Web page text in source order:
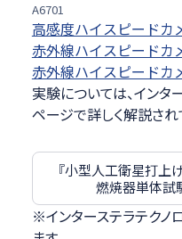
A6701
高感度ハイスピードカ
赤外線ハイスピードカ
赤外線ハイスピードカ
実験については、インタ
ページで詳しく解説され
『小型人工衛星打上
燃焼器単体試
※インターステラテクノ